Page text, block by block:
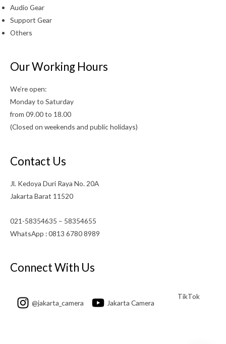
Audio Gear
Support Gear
Others
Our Working Hours
We’re open:
Monday to Saturday
from 09.00 to 18.00
(Closed on weekends and public holidays)
Contact Us
Jl. Kedoya Duri Raya No. 20A
Jakarta Barat 11520
021-58354635 – 58354655
WhatsApp : 0813 6780 8989
Connect With Us
@jakarta_camera Jakarta Camera
TikTok